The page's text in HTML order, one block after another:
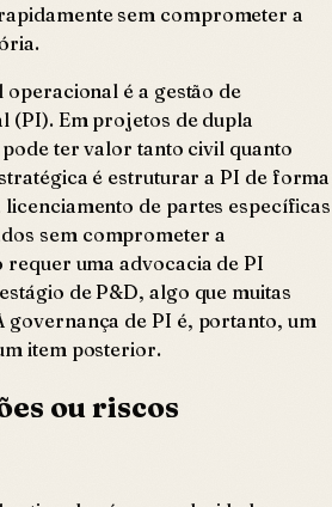
sem comprometer a
é a gestão de
(PI). Em projetos de dupla
ter valor tanto civil quanto
é estruturar a PI de forma
de partes específicas
sem comprometer a
uma advocacia de PI
de P&D, algo que muitas
governança de PI é, portanto, um
item posterior.
ou riscos